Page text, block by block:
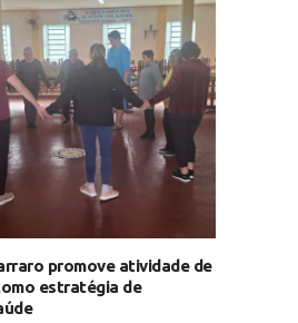
promove atividade de
estratégia de